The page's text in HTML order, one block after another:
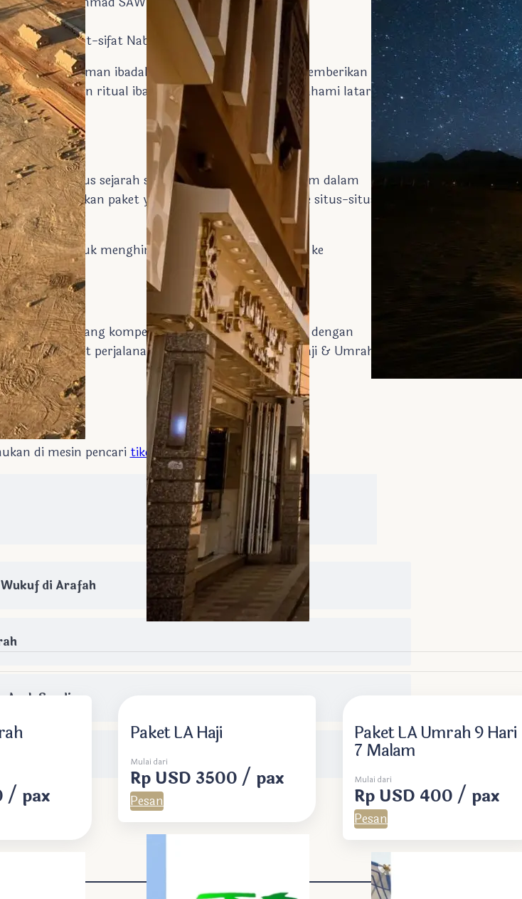
/ pax
Paket LA Haji
Mulai dari
Rp USD 3500 / pax
Pesan
Paket LA Umrah 9 Hari
7 Malam
Mulai dari
Rp USD 400 / pax
Pesan
SAW
nabi dan sifat-sifat Nabi Muhammad SAW
pengalaman ibadah Haji dan Umroh dengan memberikan
melakukan ritual ibadah tetapi juga dapat memahami latar
tersebut.
ke situs sejarah seperti Jabal Nur dan museum dalam
menawarkan paket yang termasuk kunjungan ke situs-situs
sibuk untuk menghindari keramaian. Kunjungan ke
inti.
dan harga yang kompetitif yang dapat di sesuaikan dengan
paket perjalanan dan Land Arrangement Haji & Umrah
di mesin pencaritikethaji.com
di Arafah
Arab Saudi